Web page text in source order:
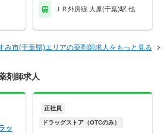
ＪＲ外房線 大原(千葉)駅 他
み市(千葉県)エリアの薬剤師求人をもっと見る
剤師求人
ッ
正社員
ドラッグストア（OTCのみ）